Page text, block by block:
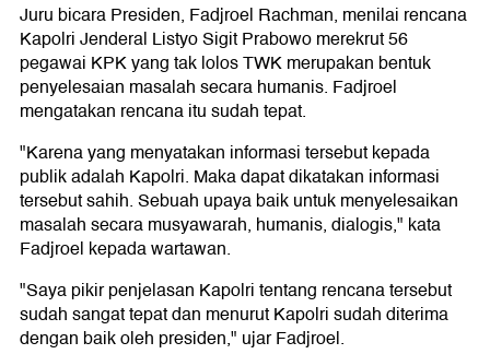
Juru bicara Presiden, Fadjroel Rachman, menilai rencana
Kapolri Jenderal Listyo Sigit Prabowo merekrut 56
pegawai KPK yang tak lolos TWK merupakan bentuk
penyelesaian masalah secara humanis. Fadjroel
mengatakan rencana itu sudah tepat.
"Karena yang menyatakan informasi tersebut kepada
publik adalah Kapolri. Maka dapat dikatakan informasi
tersebut sahih. Sebuah upaya baik untuk menyelesaikan
masalah secara musyawarah, humanis, dialogis," kata
Fadjroel kepada wartawan.
"Saya pikir penjelasan Kapolri tentang rencana tersebut
sudah sangat tepat dan menurut Kapolri sudah diterima
dengan baik oleh presiden," ujar Fadjroel.